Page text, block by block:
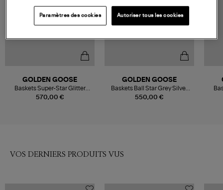
570,00 €
GOLDEN GOOSE
Baskets Super-Star Glitter
White Platinum Beige
550,00 €
GOLDEN GOOSE
Baskets Ball Star Grey Silver
White
VOS DERNIERS PRODUITS VUS
Paramètres des cookies Autoriser tous les cookies